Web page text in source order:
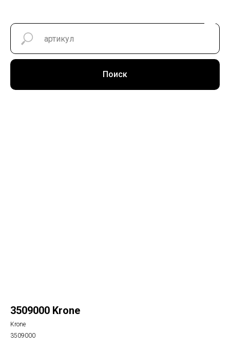
Поиск
3509000 Krone
Krone
3509000